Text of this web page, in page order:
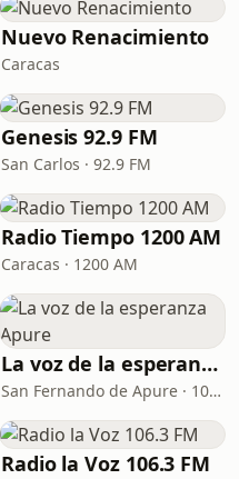
Nuevo Renacimiento
Caracas
Genesis 92.9 FM
San Carlos · 92.9 FM
Radio Tiempo 1200 AM
Caracas · 1200 AM
La voz de la esperanza Apure
San Fernando de Apure · 107.7 FM
Radio la Voz 106.3 FM